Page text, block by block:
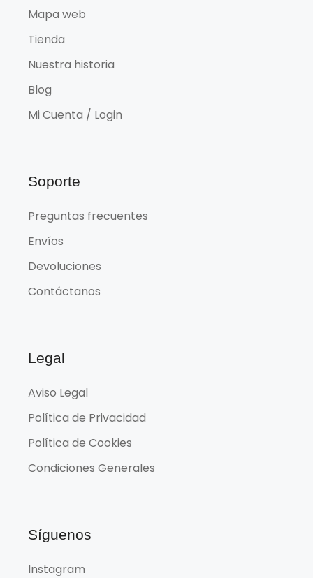
Mapa web
Tienda
Nuestra historia
Blog
Mi Cuenta / Login
Soporte
Preguntas frecuentes
Envíos
Devoluciones
Contáctanos
Legal
Aviso Legal
Política de Privacidad
Política de Cookies
Condiciones Generales
Síguenos
Instagram